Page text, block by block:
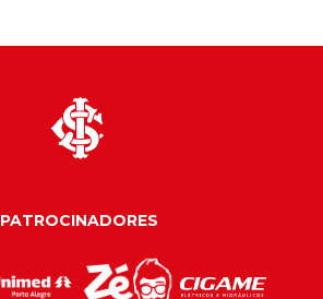
PATROCINADORES